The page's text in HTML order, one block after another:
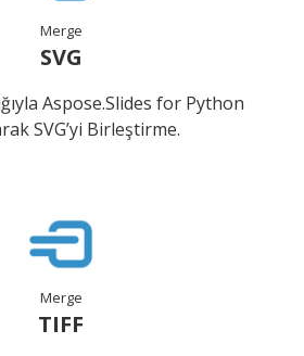
Merge
SVG
Aspose.Slides for Python
SVG’yi Birleştirme.
Merge
TIFF